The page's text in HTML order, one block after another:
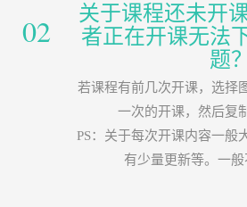
02
关于课程还未开
者正在开课无法
题？
若课程有前几次开课，选择
一次的开课，然后复
PS：关于每次开课内容一般
有少量更新等。一般